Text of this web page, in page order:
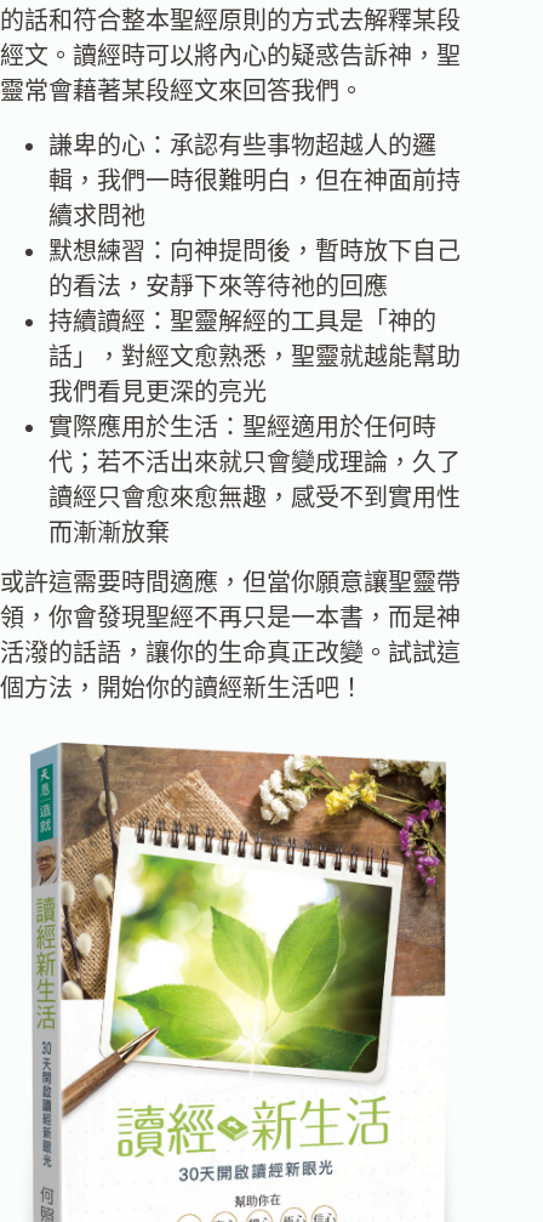
的話和符合整本聖經原則的方式去解釋某段
經文。讀經時可以將內心的疑惑告訴神，聖
靈常會藉著某段經文來回答我們。
謙卑的心：承認有些事物超越人的邏
輯，我們一時很難明白，但在神面前持
續求問祂
默想練習：向神提問後，暫時放下自己
的看法，安靜下來等待祂的回應
持續讀經：聖靈解經的工具是「神的
話」，對經文愈熟悉，聖靈就越能幫助
我們看見更深的亮光
實際應用於生活：聖經適用於任何時
代；若不活出來就只會變成理論，久了
讀經只會愈來愈無趣，感受不到實用性
而漸漸放棄
或許這需要時間適應，但當你願意讓聖靈帶
領，你會發現聖經不再只是一本書，而是神
活潑的話語，讓你的生命真正改變。試試這
個方法，開始你的讀經新生活吧！